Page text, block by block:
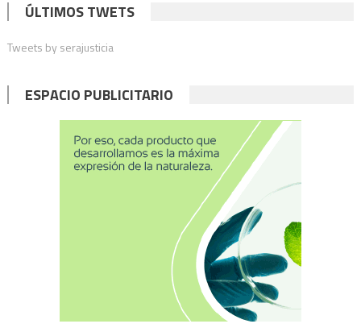
ÚLTIMOS TWETS
Tweets by serajusticia
ESPACIO PUBLICITARIO